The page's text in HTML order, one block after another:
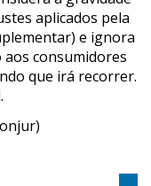
aplicados pela
e ignora
consumidores
que irá recorrer.